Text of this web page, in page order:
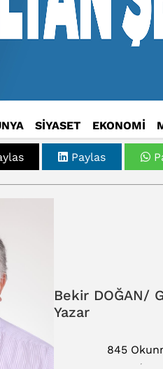
SİYASET EKONOMİ
Paylas
Bekir DOĞAN/
Yazar
845